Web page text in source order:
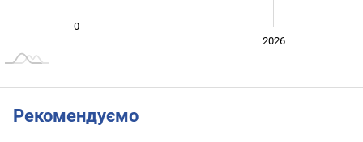
0
2026
Рекомендуємо